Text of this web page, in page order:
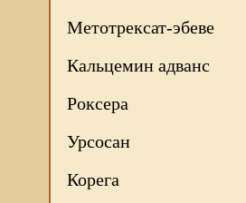
Метотрексат-эбеве
Кальцемин адванс
Роксера
Урсосан
Корега